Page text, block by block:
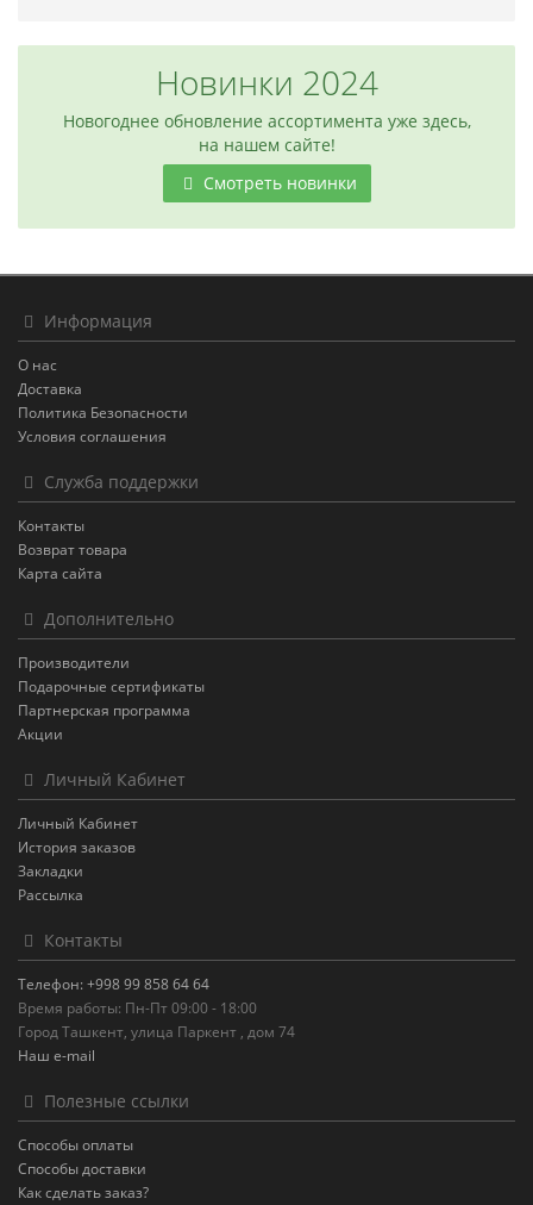
Новинки 2024
Новогоднее обновление ассортимента уже здесь,
на нашем сайте!
Смотреть новинки
Информация
О нас
Доставка
Политика Безопасности
Условия соглашения
Служба поддержки
Контакты
Возврат товара
Карта сайта
Дополнительно
Производители
Подарочные сертификаты
Партнерская программа
Акции
Личный Кабинет
Личный Кабинет
История заказов
Закладки
Рассылка
Контакты
Телефон: +998 99 858 64 64
Время работы: Пн-Пт 09:00 - 18:00
Город Ташкент, улица Паркент , дом 74
Наш e-mail
Полезные ссылки
Способы оплаты
Способы доставки
Как сделать заказ?